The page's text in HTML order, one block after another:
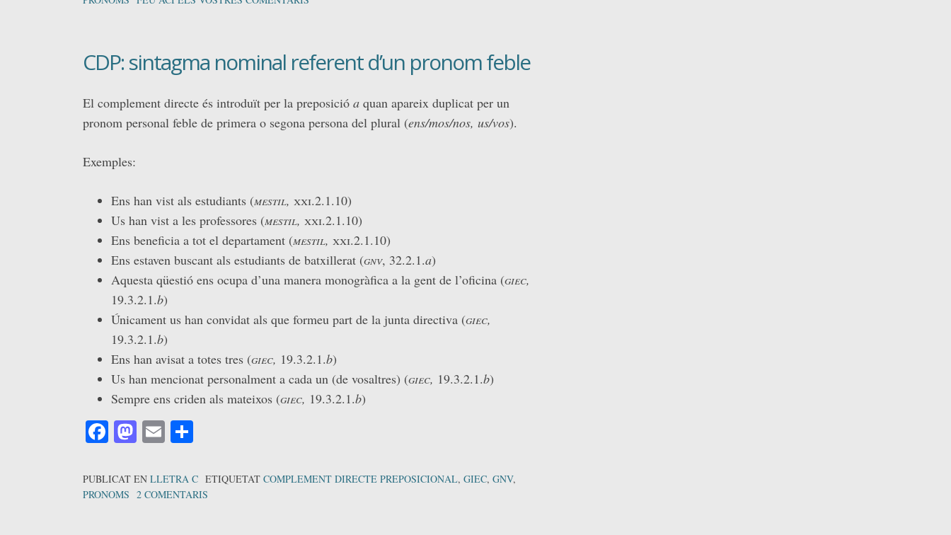
CDP: sintagma nominal referent d’un pronom feble
El complement directe és introduït per la preposició a quan apareix duplicat per un
pronom personal feble de primera o segona persona del plural (ens/mos/nos, us/vos).
Exemples:
Ens han vist als estudiants (mestil, xxi.2.1.10)
Us han vist a les professores (mestil, xxi.2.1.10)
Ens beneficia a tot el departament (mestil, xxi.2.1.10)
Ens estaven buscant als estudiants de batxillerat (gnv, 32.2.1.a)
Aquesta qüestió ens ocupa d’una manera monogràfica a la gent de l’oficina (giec,
19.3.2.1.b)
Únicament us han convidat als que formeu part de la junta directiva (giec,
19.3.2.1.b)
Ens han avisat a totes tres (giec, 19.3.2.1.b)
Us han mencionat personalment a cada un (de vosaltres) (giec, 19.3.2.1.b)
Sempre ens criden als mateixos (giec, 19.3.2.1.b)
Facebook
Mastodon
Email
PUBLICAT EN LLETRA C ETIQUETAT COMPLEMENT DIRECTE PREPOSICIONAL, GIEC, GNV,
PRONOMS 2 COMENTARIS